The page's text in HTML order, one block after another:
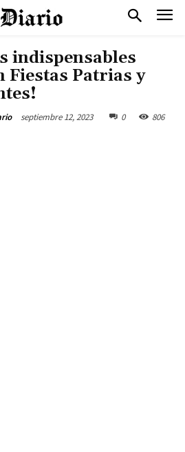
indispensables
Fiestas Patrias y
septiembre 12, 2023 0 806